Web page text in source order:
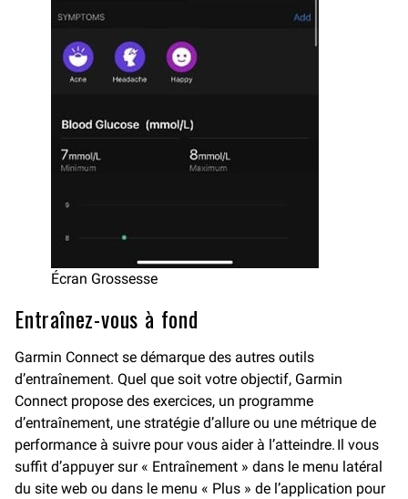
Écran Grossesse
Entraînez-vous à fond
Garmin Connect se démarque des autres outils
d’entraînement. Quel que soit votre objectif, Garmin
Connect propose des exercices, un programme
d’entraînement, une stratégie d’allure ou une métrique de
performance à suivre pour vous aider à l’atteindre. Il vous
suffit d’appuyer sur « Entraînement » dans le menu latéral
du site web ou dans le menu « Plus » de l’application pour